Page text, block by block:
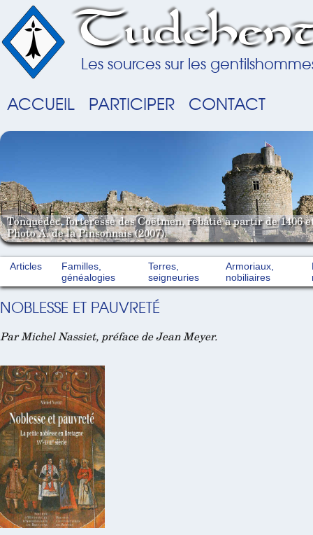
Les sources sur les
ACCUEIL PARTICIPER CONTACT
Tonquédec, forteresse des Coëtmen, rebâtie à partir de 1406
Photo A. de la Pinsonnais (2007).
Articles
Familles,
généalogies
Terres,
seigneuries
Armoriaux,
nobiliaires
NOBLESSE ET PAUVRETÉ
Par Michel Nassiet, préface de Jean Meyer.